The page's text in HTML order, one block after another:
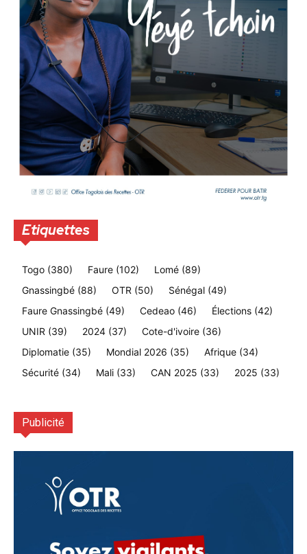
Etiquettes
Togo (380) Faure (102) Lomé (89)
Gnassingbé (88) OTR (50) Sénégal (49)
Faure Gnassingbé (49) Cedeao (46) Élections (42)
UNIR (39) 2024 (37) Cote-d'ivoire (36)
Diplomatie (35) Mondial 2026 (35) Afrique (34)
Sécurité (34) Mali (33) CAN 2025 (33) 2025 (33)
Publicité